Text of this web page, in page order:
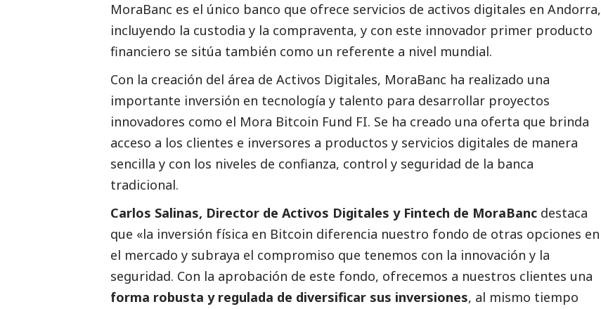
MoraBanc es el único banco que ofrece servicios de activos digitales en Andorra,
incluyendo la custodia y la compraventa, y con este innovador primer producto
financiero se sitúa también como un referente a nivel mundial.
Con la creación del área de Activos Digitales, MoraBanc ha realizado una
importante inversión en tecnología y talento para desarrollar proyectos
innovadores como el Mora Bitcoin Fund FI. Se ha creado una oferta que brinda
acceso a los clientes e inversores a productos y servicios digitales de manera
sencilla y con los niveles de confianza, control y seguridad de la banca
tradicional.
Carlos Salinas, Director de Activos Digitales y Fintech de MoraBanc destaca
que «la inversión física en Bitcoin diferencia nuestro fondo de otras opciones en
el mercado y subraya el compromiso que tenemos con la innovación y la
seguridad. Con la aprobación de este fondo, ofrecemos a nuestros clientes una
forma robusta y regulada de diversificar sus inversiones, al mismo tiempo